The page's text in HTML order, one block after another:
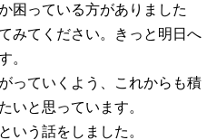
困っている方がありました
みてください。きっと明日へ
。
っていくよう、これからも積
いと思っています。
いう話をしました。